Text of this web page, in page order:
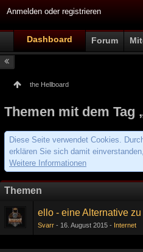
Anmelden oder registrieren
Dashboard Forum
the Hellboard
Themen mit dem Tag
Diese Seite verwendet Cookies.
erklären Sie sich damit
Weitere Informationen
Themen
ello - eine Alternative
Svarr 16. August 2015 Internet